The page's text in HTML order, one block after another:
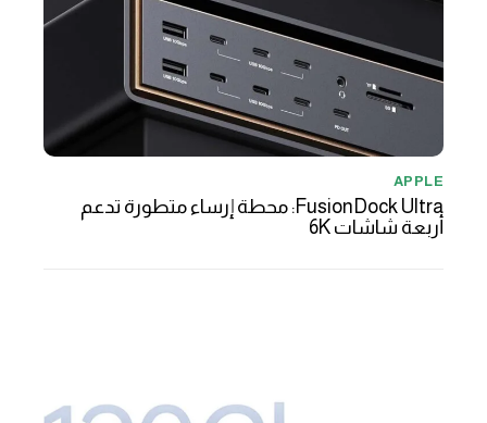
APPLE
FusionDock Ultra: محطة إرساء متطورة تدعم
أربعة شاشات 6K